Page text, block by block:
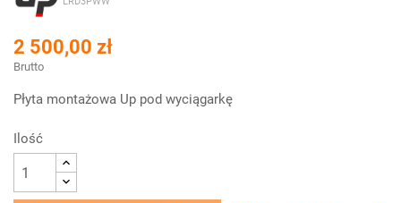
2 500,00 zł
Brutto
Płyta montażowa Up pod wyciągarkę
Ilość